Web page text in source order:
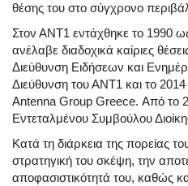
θέσης του στο σύγχρονο
Στον ΑΝΤ1 εντάχθηκε το 1990
ανέλαβε διαδοχικά καίριες
Διεύθυνση Ειδήσεων και
Διεύθυνση του ΑΝΤ1 και το
Antenna Group Greece. Από το
Εντεταλμένου Συμβούλου
Κατά τη διάρκεια της πορείας
στρατηγική του σκέψη, την
αποφασιστικότητά του, καθώς